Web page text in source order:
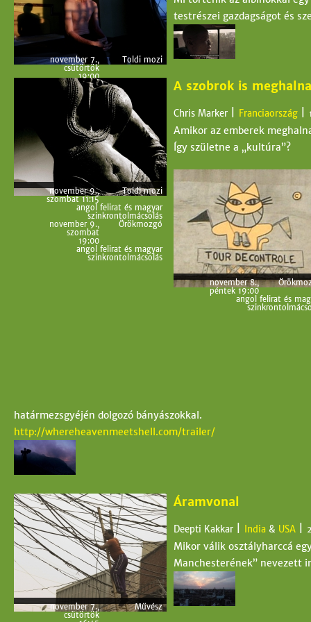
november 7.,
csütörtök
19:00
Toldi mozi
angol felirat és magyar
szinkrontolmácsolás
november 8.,
péntek 17:30
angol felirat
testrészei gazdagságot és
november 9.,
szombat 11:15
Toldi mozi
angol felirat és magyar
szinkrontolmácsolás
november 9.,
szombat
19:00
Örökmozgó
angol felirat és magyar
szinkrontolmácsolás
A szobrok is
Chris Marker Franciaország
Amikor az emberek
Így születne a „kultúra”?
november 8.,
péntek 19:00
angol felirat és
határmezsgyéjén dolgozó bányászokkal.
http://whereheavenmeetshell.com/trailer/
november 7.,
csütörtök
Művész
Áramvonal
Deepti Kakkar India & USA
Mikor válik osztályharccá
Manchesterének” nevezett